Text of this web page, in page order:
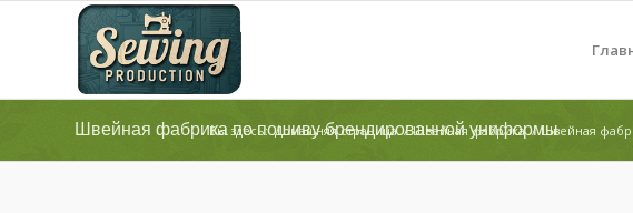
Швейная фабрика по пошиву брендированной униформы
Вы здесь: Домашняя страница / Швейная фабрика / Швейная